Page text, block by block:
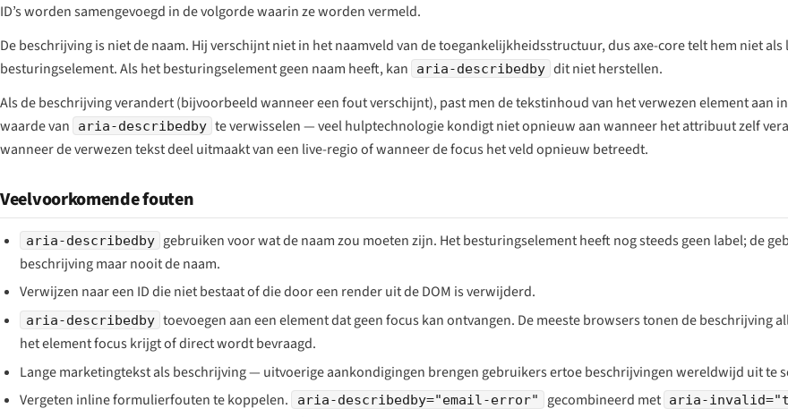
ID’s worden samengevoegd in de volgorde waarin ze worden vermeld.
De beschrijving is niet de naam. Hij verschijnt niet in het naamveld van de toegankelijkheidsstructuur, dus axe-core telt hem niet als
besturingselement. Als het besturingselement geen naam heeft, kan
aria-describedby dit niet herstellen.
Als de beschrijving verandert (bijvoorbeeld wanneer een fout verschijnt), past men de tekstinhoud van het verwezen element aan
waarde van
aria-describedby te verwisselen — veel hulptechnologie kondigt niet opnieuw aan wanneer het attribuut zelf
wanneer de verwezen tekst deel uitmaakt van een live-regio of wanneer de focus het veld opnieuw betreedt.
Veelvoorkomende fouten
aria-describedby
gebruiken voor wat de naam zou moeten zijn. Het besturingselement heeft nog steeds geen label; de
beschrijving maar nooit de naam.
Verwijzen naar een ID die niet bestaat of die door een render uit de DOM is verwijderd.
aria-describedby toevoegen aan een element dat geen focus kan ontvangen. De meeste browsers tonen de beschrijving
het element focus krijgt of direct wordt bevraagd.
Lange marketingtekst als beschrijving — uitvoerige aankondigingen brengen gebruikers ertoe beschrijvingen wereldwijd uit te
Vergeten inline formulierfouten te koppelen.
aria-describedby="email-error" gecombineerd met aria-